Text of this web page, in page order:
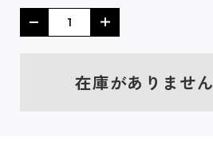
在庫がありません